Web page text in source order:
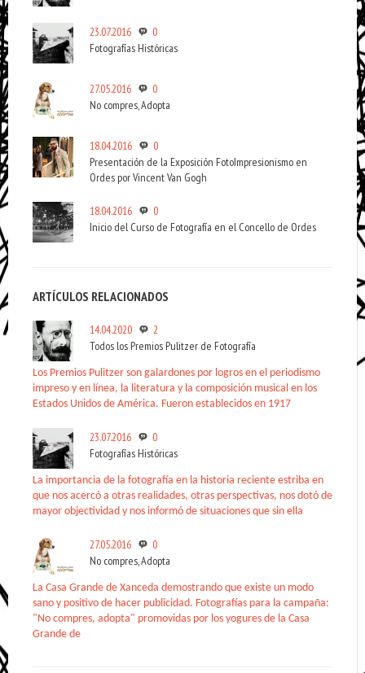
23.07.2016
0
Fotografías Históricas
27.05.2016
0
No compres, Adopta
18.04.2016
0
Presentación de la Exposición FotoImpresionismo en
Ordes por Vincent Van Gogh
18.04.2016
0
Inicio del Curso de Fotografía en el Concello de Ordes
ARTÍCULOS RELACIONADOS
14.04.2020
2
Todos los Premios Pulitzer de Fotografía
Los Premios Pulitzer son galardones por logros en el periodismo
impreso y en línea, la literatura y la composición musical en los
Estados Unidos de América. Fueron establecidos en 1917
23.07.2016
0
Fotografías Históricas
La importancia de la fotografía en la historia reciente estriba en
que nos acercó a otras realidades, otras perspectivas, nos dotó de
mayor objectividad y nos informó de situaciones que sin ella
27.05.2016
0
No compres, Adopta
La Casa Grande de Xanceda demostrando que existe un modo
sano y positivo de hacer publicidad. Fotografías para la campaña:
"No compres, adopta" promovidas por los yogures de la Casa
Grande de